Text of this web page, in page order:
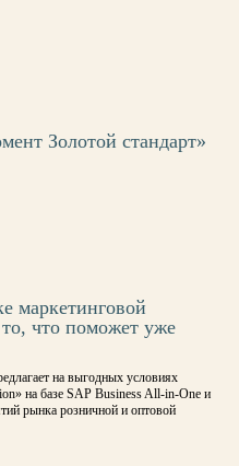
Золотой стандарт»
маркетинговой
что поможет уже
на выгодных условиях
на базе SAP Business All-in-One и
рынка розничной и оптовой